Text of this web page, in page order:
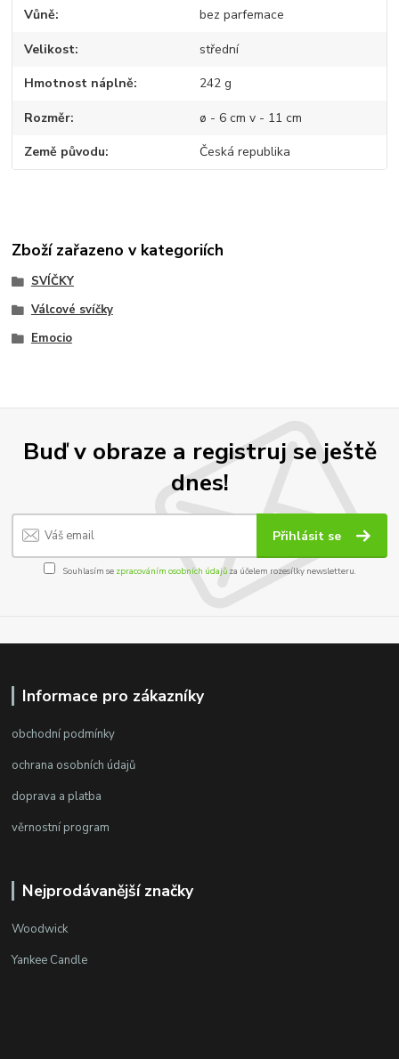
Vůně bez parfemace
Velikost střední
Hmotnost náplně 242 g
Rozměr ø - 6 cm v - 11 cm
Země původu Česká republika
Zboží zařazeno v kategoriích
SVÍČKY
Válcové svíčky
Emocio
Buď v obraze a registruj se ještě
dnes!
Přihlásit se
Souhlasím se zpracováním osobních údajůza účelem rozesílky newsletteru.
Informace pro zákazníky
obchodní podmínky
ochrana osobních údajů
doprava a platba
věrnostní program
Nejprodávanější značky
Woodwick
Yankee Candle